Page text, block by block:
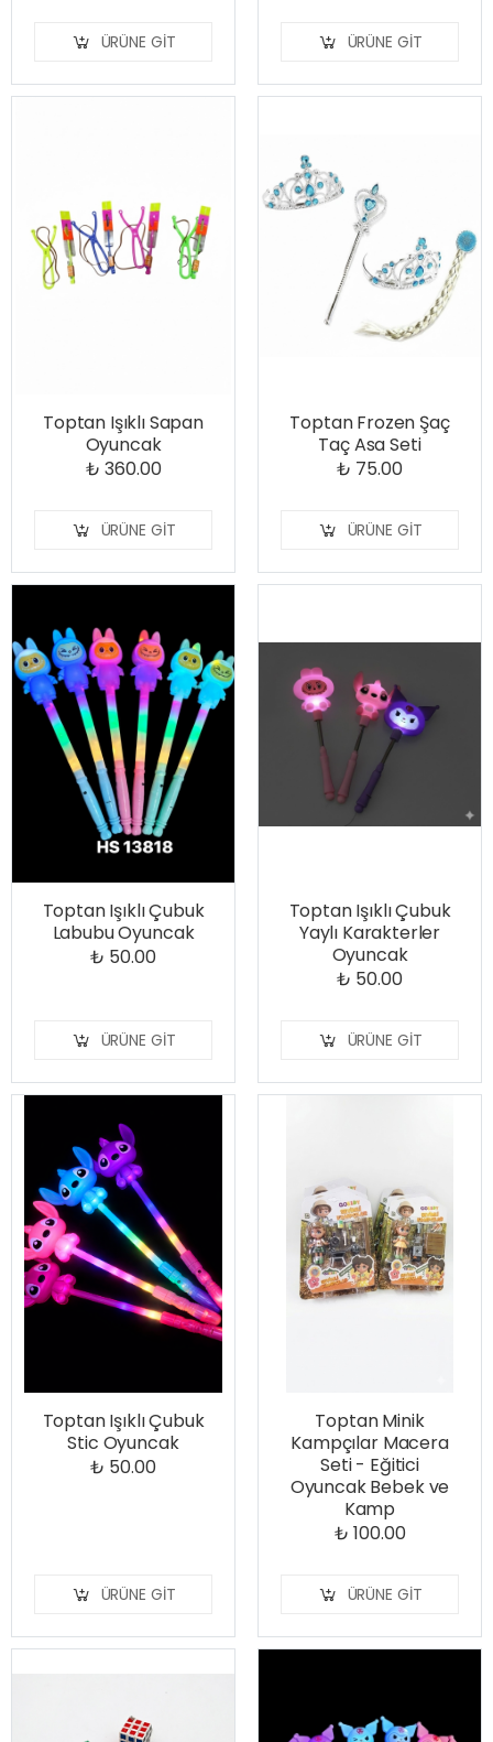
ÜRÜNE GIT ÜRÜNE GIT
Toptan Işıklı Sapan
Oyuncak
₺ 360.00
ÜRÜNE GIT
Toptan Frozen Şaç
Taç Asa Seti
₺ 75.00
ÜRÜNE GIT
Toptan Işıklı Çubuk
Labubu Oyuncak
₺ 50.00
ÜRÜNE GIT
Toptan Işıklı Çubuk
Yaylı Karakterler
Oyuncak
₺ 50.00
ÜRÜNE GIT
Toptan Işıklı Çubuk
Stic Oyuncak
₺ 50.00
ÜRÜNE GIT
Toptan Minik
Kampçılar Macera
Seti - Eğitici
Oyuncak Bebek ve
Kamp
₺ 100.00
ÜRÜNE GIT